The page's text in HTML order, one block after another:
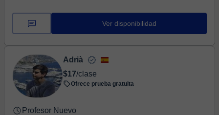
Ver disponibilidad
Adrià
$17/clase
Ofrece prueba gratuita
Profesor Nuevo